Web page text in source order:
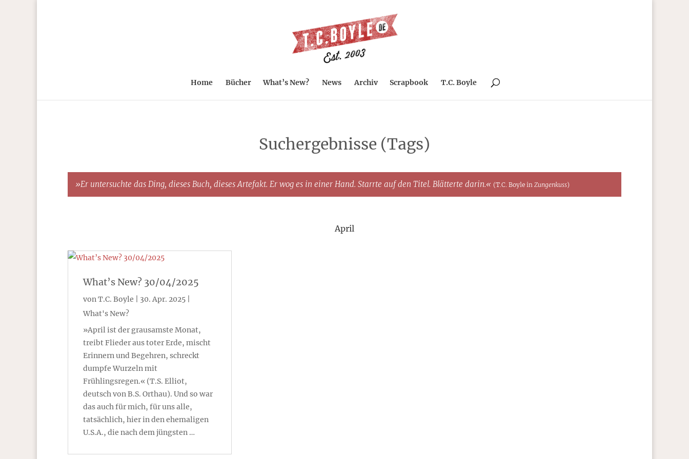
Home Bücher What’s New? News Archiv Scrapbook T.C. Boyle
Suchergebnisse (Tags)
»Er untersuchte das Ding, dieses Buch, dieses Artefakt. Er wog es in einer Hand. Starrte auf den Titel. Blätterte darin.« (T.C. Boyle in Zungenkuss)
April
What’s New? 30/04/2025
vonT.C. Boyle 30. Apr. 2025
What's New?
»April ist der grausamste Monat,
treibt Flieder aus toter Erde, mischt
Erinnern und Begehren, schreckt
dumpfe Wurzeln mit
Frühlingsregen.« (T.S. Elliot,
deutsch von B.S. Orthau). Und so war
das auch für mich, für uns alle,
tatsächlich, hier in den ehemaligen
U.S.A., die nach dem jüngsten …